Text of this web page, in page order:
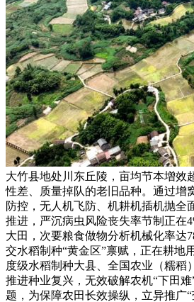
大竹县地处川东丘陵，亩均节本增效
性差、质量掉队的老旧品种。通过增
防控，无人机飞防、机耕机插机抛全
推进，严沉病虫风险丧失率节制正在
大田，次要粮食做物分析机械化率达
交水稻制种“黄金区”禀赋，正在耕地
度级水稻制种大县、全国农业（糯稻
推进种业复兴，无效破解农机“下田难
题，为保障农田长效操纵，立异推广